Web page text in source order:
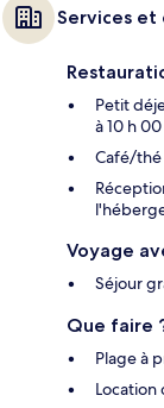
Services et
Petit
à 10 h 00
Café/thé
Voyage
Séjour
Que faire
Plage à
Location